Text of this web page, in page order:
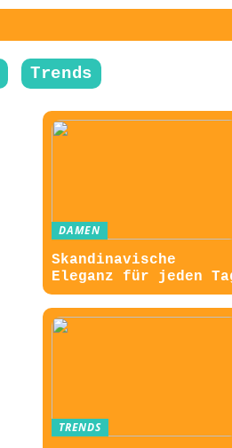
Trends
DAMEN
Skandinavische
Eleganz für jeden
TRENDS